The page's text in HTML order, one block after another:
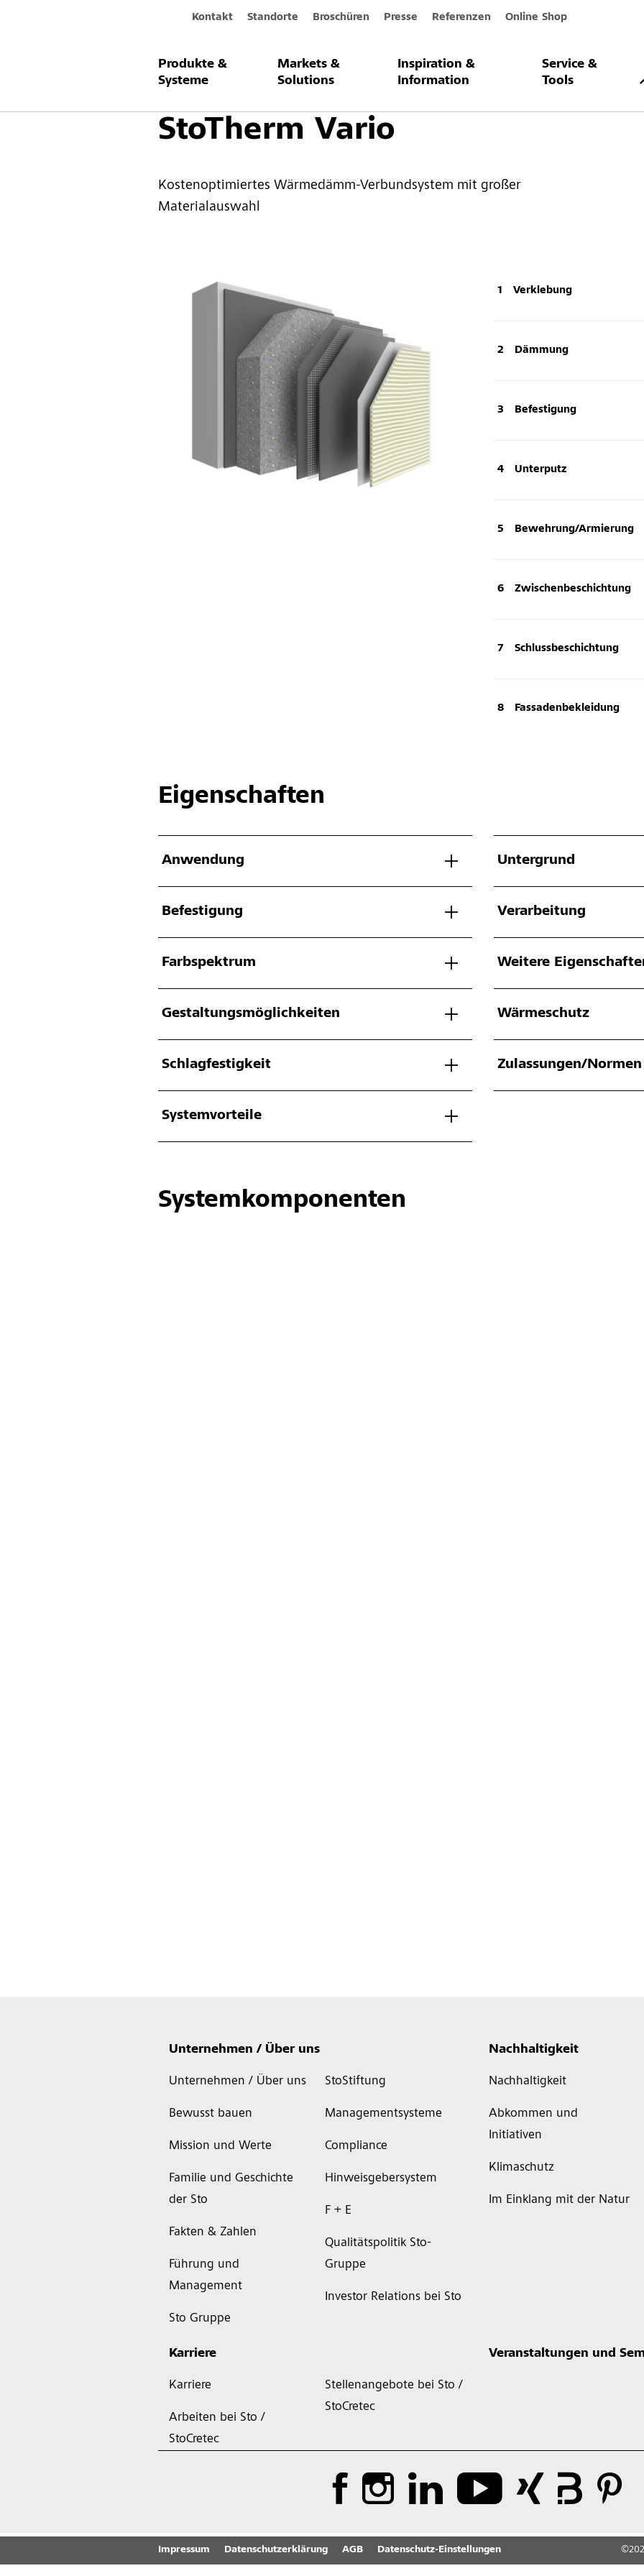
Kontakt Standorte Broschüren Presse Referenzen Online Shop
Produkte &
Systeme
Markets &
Solutions
Inspiration &
Information
Service &
Tools
Produkte & Systeme Fassade Wärmedämm-Verbundsysteme StoTherm Vario
StoTherm Vario
Kostenoptimiertes Wärmedämm-Verbundsystem mit großer
Materialauswahl
Verklebung
Dämmung
Befestigung
Unterputz
Bewehrung/Armierung
Zwischenbeschichtung
Schlussbeschichtung
Fassadenbekleidung
Eigenschaften
Anwendung
Befestigung
Farbspektrum
Gestaltungsmöglichkeiten
Schlagfestigkeit
Systemvorteile
Untergrund
Verarbeitung
Weitere
Wärmeschutz
Zulassungen/Normen
Systemkomponenten
Unternehmen / Über uns
Unternehmen / Über uns
Bewusst bauen
Mission und Werte
Familie und Geschichte
der Sto
Fakten & Zahlen
Führung und
Management
Sto Gruppe
StoStiftung
Managementsysteme
Compliance
Hinweisgebersystem
F + E
Qualitätspolitik Sto-
Gruppe
Investor Relations bei Sto
Nachhaltigkeit
Nachhaltigkeit
Abkommen und
Initiativen
Klimaschutz
Im Einklang mit der Natur
Karriere
Karriere
Arbeiten bei Sto /
StoCretec
Stellenangebote bei Sto /
StoCretec
Veranstaltungen und
Impressum Datenschutzerklärung AGB Datenschutz-Einstellungen ©